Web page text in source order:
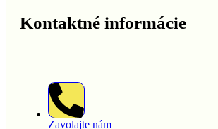
Kontaktné informácie
Zavolajte nám